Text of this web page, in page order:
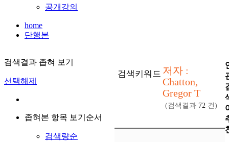
공개강의
home
단행본
검색결과 좁혀 보기
선택해제
좁혀본 항목 보기순서
검색량순
검색키워드 저자 :
Chatton,
Gregor T
(검색결과 72 건)